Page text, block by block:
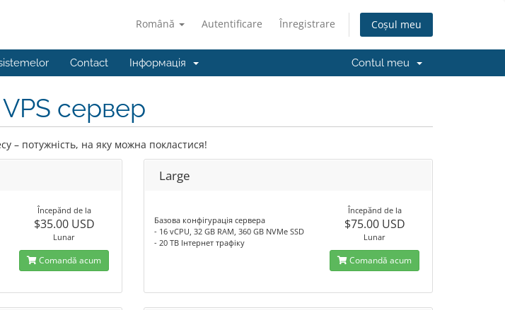
Română Autentificare Înregistrare Coșul meu
Contact Інформація Contul meu
VPS сервер
– потужність, на яку можна покластися!
Începănd de la
$35.00 USD
Lunar
Comandă acum
Large
Базова конфігурація сервера
- 16 vCPU, 32 GB RAM, 360 GB NVMe SSD
- 20 TB Інтернет трафіку
Începănd de la
$75.00 USD
Lunar
Comandă acum